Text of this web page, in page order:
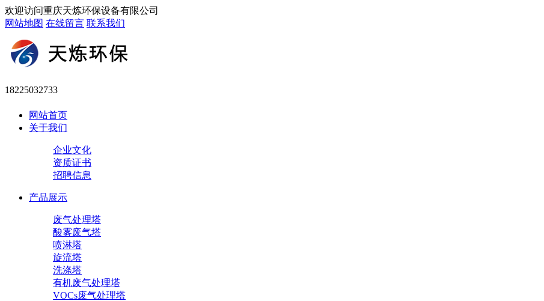
欢迎访问重庆天炼环保设备有限公司
网站地图 在线留言 联系我们
18225032733
网站首页
关于我们
企业文化
资质证书
招聘信息
产品展示
废气处理塔
酸雾废气塔
喷淋塔
旋流塔
洗涤塔
有机废气处理塔
VOCs废气处理塔